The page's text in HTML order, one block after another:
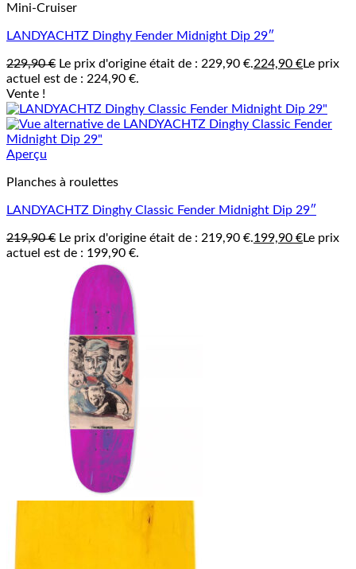
Mini-Cruiser
LANDYACHTZ Dinghy Fender Midnight Dip 29″
229,90€ Le prix d'origine était de : 229,90 €.224,90 €Le prix
actuel est de : 224,90 €.
Vente !
Aperçu
Planches à roulettes
LANDYACHTZ Dinghy Classic Fender Midnight Dip 29″
219,90€ Le prix d'origine était de : 219,90 €.199,90 €Le prix
actuel est de : 199,90 €.